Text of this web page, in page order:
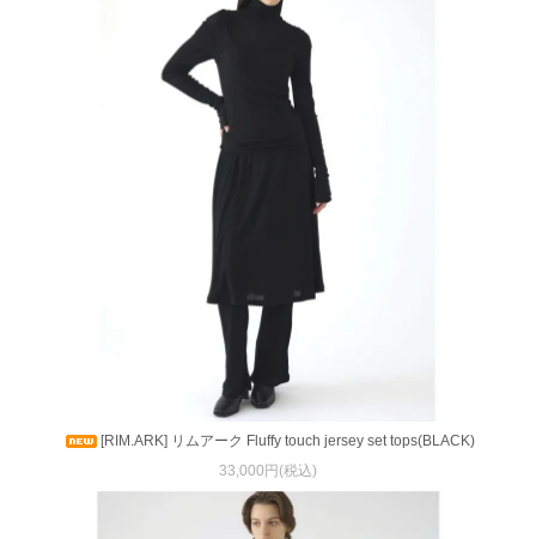
[RIM.ARK] リムアーク Fluffy touch jersey set tops(BLACK)
33,000円(税込)